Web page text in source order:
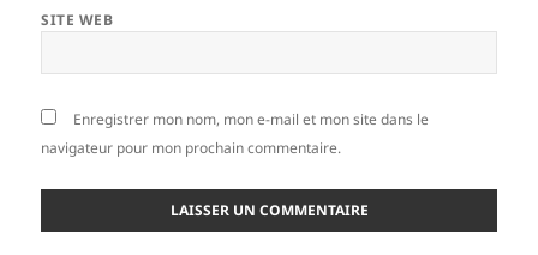
SITE WEB
Enregistrer mon nom, mon e-mail et mon site dans le
navigateur pour mon prochain commentaire.